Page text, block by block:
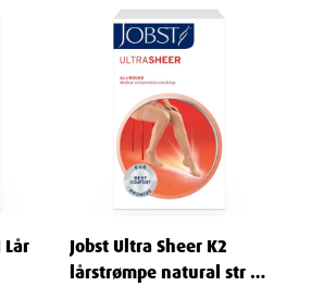
Lår
Jobst Ultra Sheer K2
lårstrømpe natural str L